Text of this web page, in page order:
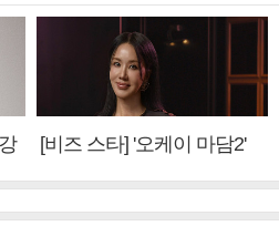
[비즈 스타] '오케이 마담2'